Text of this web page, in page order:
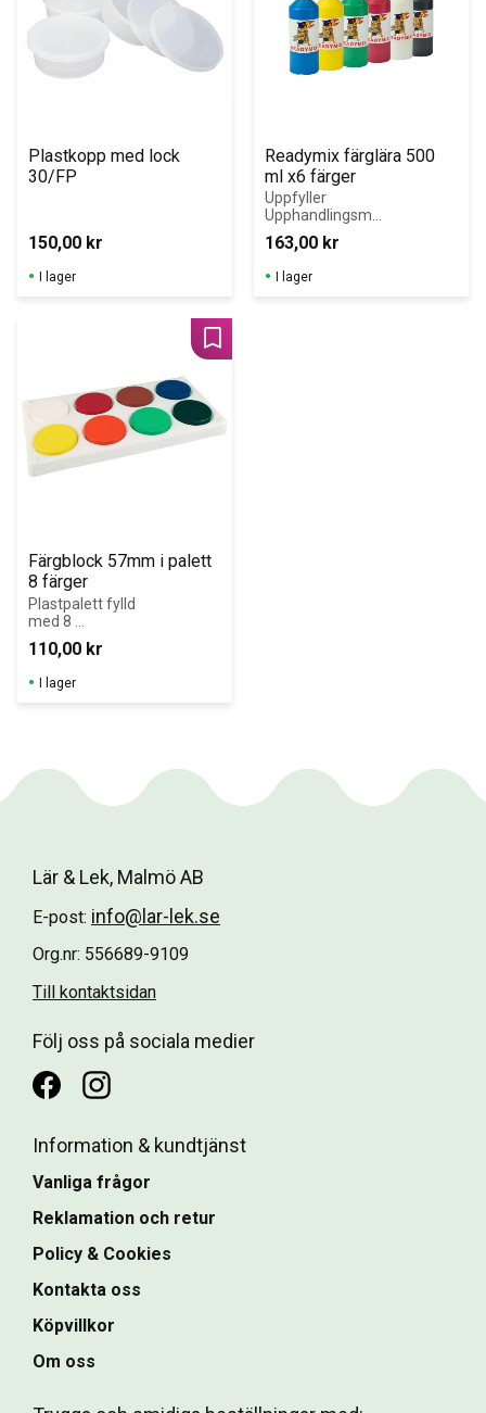
Plastkopp med lock
30/FP
150,00 kr
I lager
Readymix färglära 500
ml x6 färger
Uppfyller
Upphandlingsmy
ndighetens krav
för Giftfri
Förskola!
163,00 kr
I lager
Färgblock 57mm i palett
8 färger
Plastpalett fylld
med 8
basfärger.
Uppfyller
Upphandlingsmy
ndighetens krav
110,00 kr
Lägg till i favoriter
I lager
Lär & Lek, Malmö AB
E-post: info@lar-lek.se
Org.nr: 556689-9109
Till kontaktsidan
Följ oss på sociala medier
Information & kundtjänst
Vanliga frågor
Reklamation och retur
Policy & Cookies
Kontakta oss
Köpvillkor
Om oss